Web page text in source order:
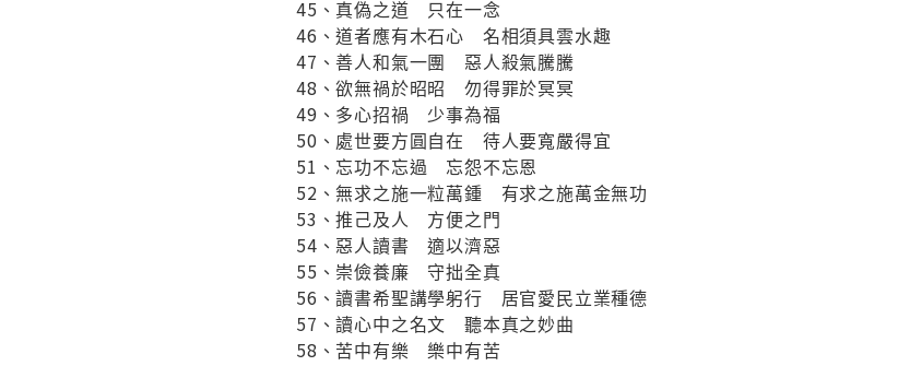
45、真偽之道 只在一念
46、道者應有木石心 名相須具雲水趣
47、善人和氣一團 惡人殺氣騰騰
48、欲無禍於昭昭 勿得罪於冥冥
49、多心招禍 少事為福
50、處世要方圓自在 待人要寬嚴得宜
51、忘功不忘過 忘怨不忘恩
52、無求之施一粒萬鍾 有求之施萬金無功
53、推己及人 方便之門
54、惡人讀書 適以濟惡
55、崇儉養廉 守拙全真
56、讀書希聖講學躬行 居官愛民立業種德
57、讀心中之名文 聽本真之妙曲
58、苦中有樂 樂中有苦